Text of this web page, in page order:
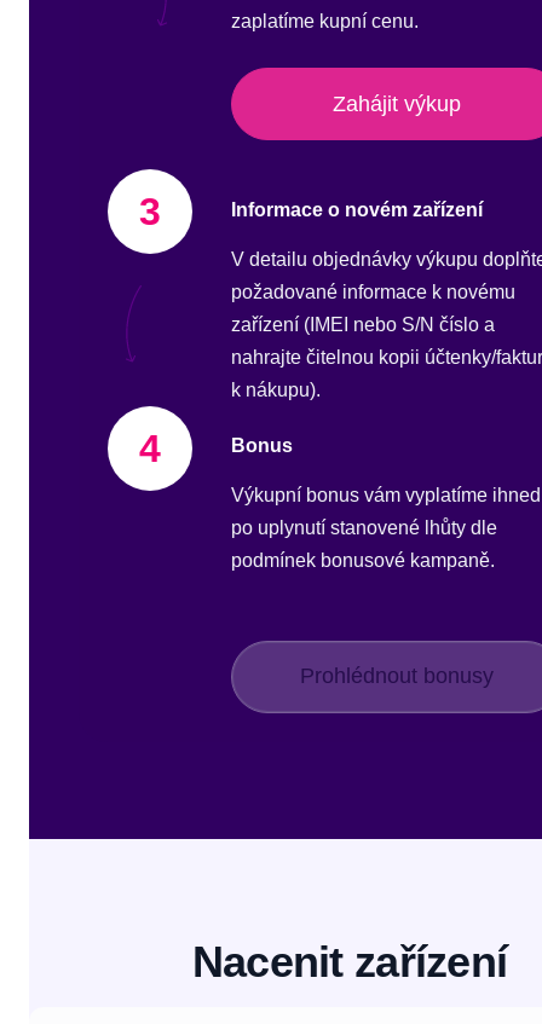
zaplatíme kupní cenu.
Zahájit výkup
3 Informace o novém zařízení
V detailu objednávky výkupu
požadované informace k novému
zařízení (IMEI nebo S/N číslo a
nahrajte čitelnou kopii účtenky/
k nákupu).
4 Bonus
Výkupní bonus vám vyplatíme ihned
po uplynutí stanovené lhůty dle
podmínek bonusové kampaně.
Prohlédnout bonusy
Nacenit zařízení